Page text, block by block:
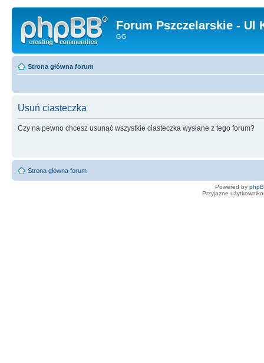
Forum Pszczelarskie - Ul
GG
Strona główna forum
Usuń ciasteczka
Czy na pewno chcesz usunąć wszystkie ciasteczka wysłane z tego forum?
Strona główna forum
Powered by
Przyjazne